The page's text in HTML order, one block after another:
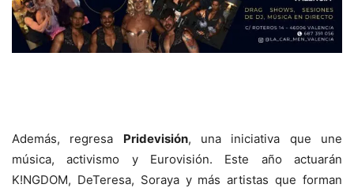
Además, regresa Pridevisión, una iniciativa que une
música, activismo y Eurovisión. Este año actuarán
K!NGDOM, DeTeresa, Soraya y más artistas que forman